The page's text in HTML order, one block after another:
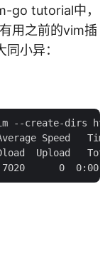
go tutorial中，
用之前的vim插
同小异：
--create-dirs
Speed
Upload